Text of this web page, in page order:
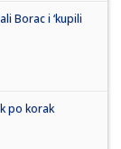
Borac i ‘kupili
po korak